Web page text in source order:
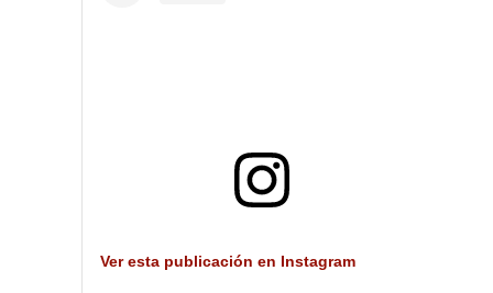
Ver esta publicación en Instagram